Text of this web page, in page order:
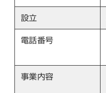
設立
電話番号
事業内容